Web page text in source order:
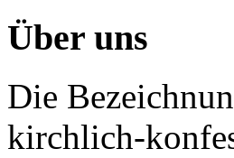
Über uns
Die
kirchlich-